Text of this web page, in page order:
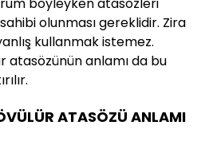
olunması gereklidir. Zira
kullanmak istemez.
atasözünün anlamı da bu
ATASÖZÜ ANLAMI